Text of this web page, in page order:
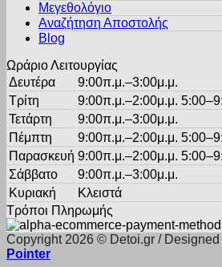
Μεγεθολόγιο
Αναζήτηση Αποστολής
Blog
Ωράριο Λειτουργίας
Δευτέρα
9:00π.μ.–3:00μ.μ.
Τρίτη
9:00π.μ.–2:00μ.μ.
Τετάρτη
9:00π.μ.–3:00μ.μ.
Πέμπτη
9:00π.μ.–2:00μ.μ.
Παρασκευή 9:00π.μ.–2:00μ.μ.
Σάββατο
9:00π.μ.–3:00μ.μ.
Κυριακή
Κλειστά
Τρόποι Πληρωμής
Copyright 2026 © Detoi.gr /
Pointer